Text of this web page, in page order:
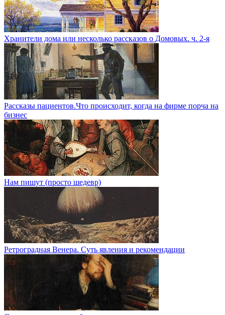
Хранители дома или несколько рассказов о Домовых. ч. 2-я
Рассказы пациентов.Что происходит, когда на фирме порча на
бизнес
Нам пишут (просто шедевр)
Ретроградная Венера. Суть явления и рекомендации